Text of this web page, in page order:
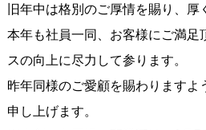
旧年中は格別のご厚情を賜り、厚
本年も社員一同、お客様にご満足
スの向上に尽力して参ります。
昨年同様のご愛顧を賜わりますよ
申し上げます。